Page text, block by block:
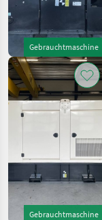
Gebrauchtmaschine
Gebrauchtmaschine